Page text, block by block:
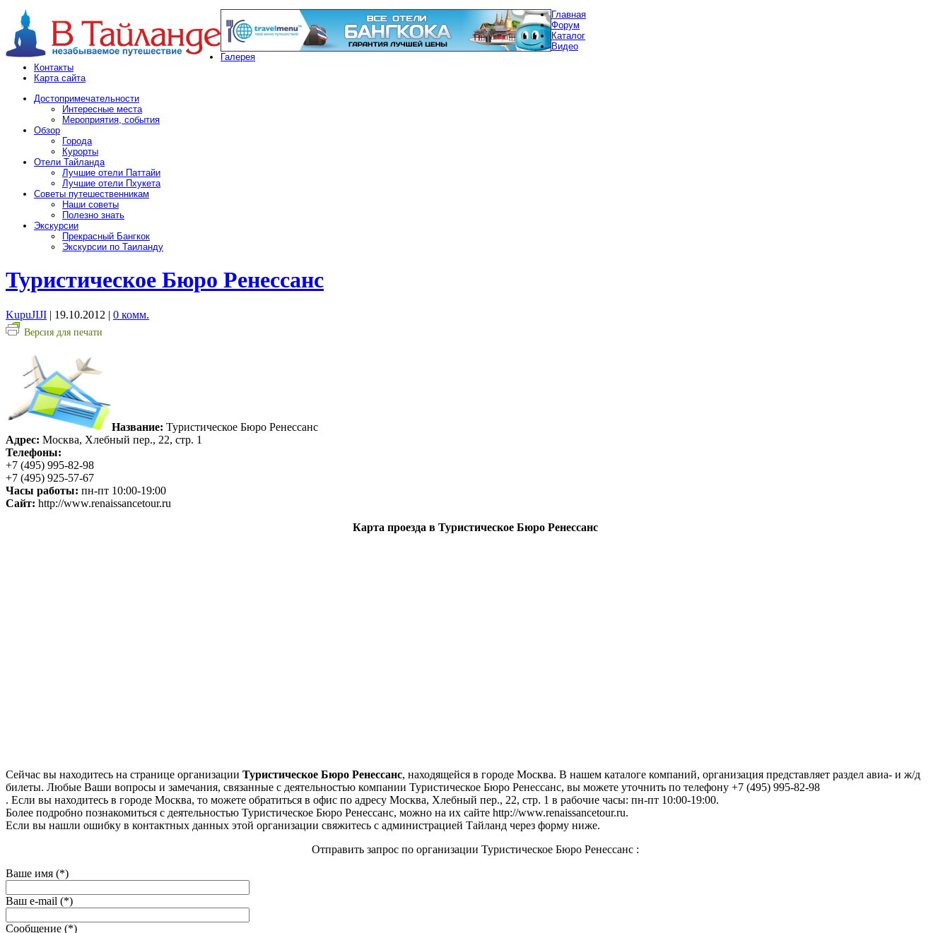
Главная
Форум
Каталог
Видео
Галерея
Контакты
Карта сайта
Достопримечательности
Интересные места
Мероприятия, события
Обзор
Города
Курорты
Отели Тайланда
Лучшие отели Паттайи
Лучшие отели Пхукета
Советы путешественникам
Наши советы
Полезно знать
Экскурсии
Прекрасный Бангкок
Экскурсии по Таиланду
Туристическое Бюро Ренессанс
KupuJIJI | 19.10.2012 | 0 комм.
Версия для печати
Название: Туристическое Бюро Ренессанс
Адрес: Москва, Хлебный пер., 22, стр. 1
Телефоны:
+7 (495) 995-82-98
+7 (495) 925-57-67
Часы работы: пн-пт 10:00-19:00
Сайт: http://www.renaissancetour.ru
Карта проезда в Туристическое Бюро Ренессанс
Сейчас вы находитесь на странице организации Туристическое Бюро Ренессанс, находящейся в городе Москва. В нашем каталоге компаний, организация представляет раздел авиа- и ж/д
билеты. Любые Ваши вопросы и замечания, связанные с деятельностью компании Туристическое Бюро Ренессанс, вы можете уточнить по телефону +7 (495) 995-82-98
. Если вы находитесь в городе Москва, то можете обратиться в офис по адресу Москва, Хлебный пер., 22, стр. 1 в рабочие часы: пн-пт 10:00-19:00.
Более подробно познакомиться с деятельностью Туристическое Бюро Ренессанс, можно на их сайте http://www.renaissancetour.ru.
Если вы нашли ошибку в контактных данных этой организации свяжитесь с администрацией Тайланд через форму ниже.
Отправить запрос по организации Туристическое Бюро Ренессанс :
Ваше имя (*)
Ваш e-mail (*)
Сообщение (*)